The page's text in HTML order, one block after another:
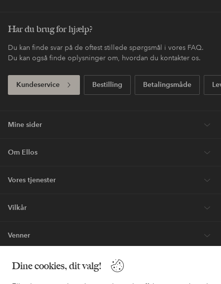
Dine cookies, dit valg!
Har du brug for hjælp?
Du kan finde svar på de oftest stillede spørgsmål i vores FAQ.
Du kan også finde oplysninger om, hvordan du kontakter os.
Kundeservice Bestilling Betalingsmåde
Mine sider
Om Ellos
Vores tjenester
Vilkår
Venner